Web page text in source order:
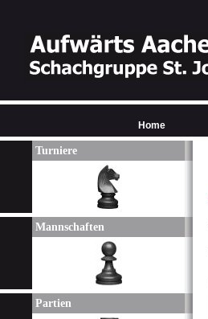
Turniere
Mannschaften
Partien
Home